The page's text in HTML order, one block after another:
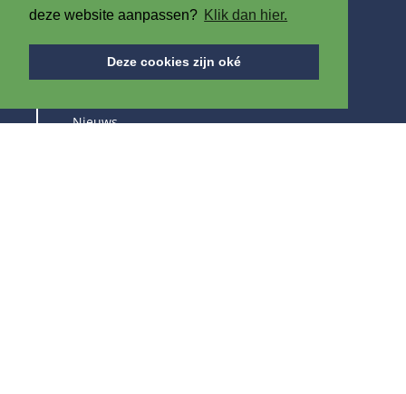
deze website aanpassen? Klik dan hier.
Deze cookies zijn oké
OVER ONS
Nieuws